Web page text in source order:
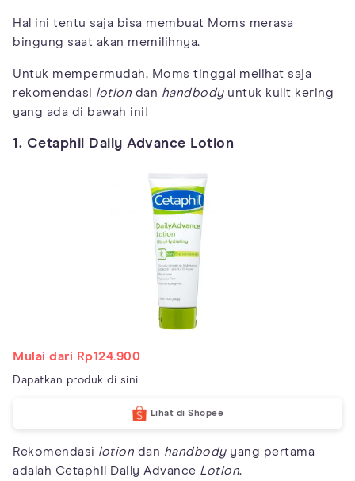
Hal ini tentu saja bisa membuat Moms merasa
bingung saat akan memilihnya.
Untuk mempermudah, Moms tinggal melihat saja
rekomendasi lotion dan handbodyuntuk kulit kering
yang ada di bawah ini!
1. Cetaphil Daily Advance Lotion
Mulai dari Rp124.900
Dapatkan produk di sini
Lihat di Shopee
Rekomendasi lotion dan handbodyyang pertama
adalah Cetaphil Daily Advance Lotion.